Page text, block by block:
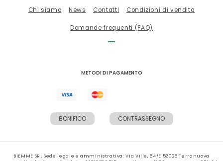
Chi siamo News Contatti Condizioni di vendita
Domande frequenti (FAQ)
METODI DI PAGAMENTO
BONIFICO CONTRASSEGNO
BIEMME SRL Sede legale e amministrativa: Via Ville, 84/E 52028 Terranuova